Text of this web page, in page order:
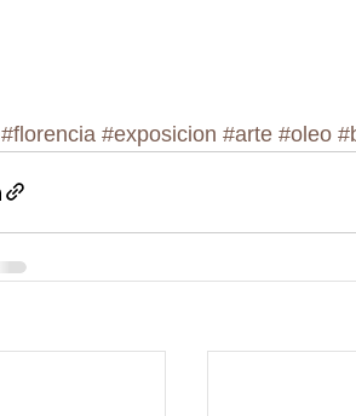
#florencia #exposicion #arte #oleo